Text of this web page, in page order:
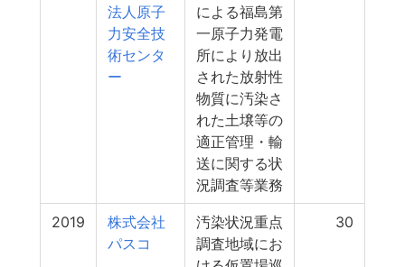
法人原子
力安全技
術センタ
ー
による福島第
一原子力発電
所により放出
された放射性
物質に汚染さ
れた土壌等の
適正管理・輸
送に関する状
況調査等業務
2019
株式会社
パスコ
汚染状況重点
調査地域にお
30